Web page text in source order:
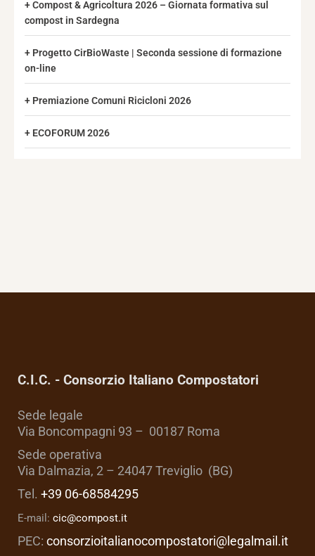
Compost & Agricoltura 2026 – Giornata formativa sul
compost in Sardegna
Progetto CirBioWaste | Seconda sessione di formazione
on-line
Premiazione Comuni Ricicloni 2026
ECOFORUM 2026
C.I.C. - Consorzio Italiano Compostatori
Sede legale
Via Boncompagni 93 – 00187 Roma
Sede operativa
Via Dalmazia, 2 – 24047 Treviglio (BG)
Tel. +39 06-68584295
E-mail: cic@compost.it
PEC: consorzioitalianocompostatori@legalmail.it